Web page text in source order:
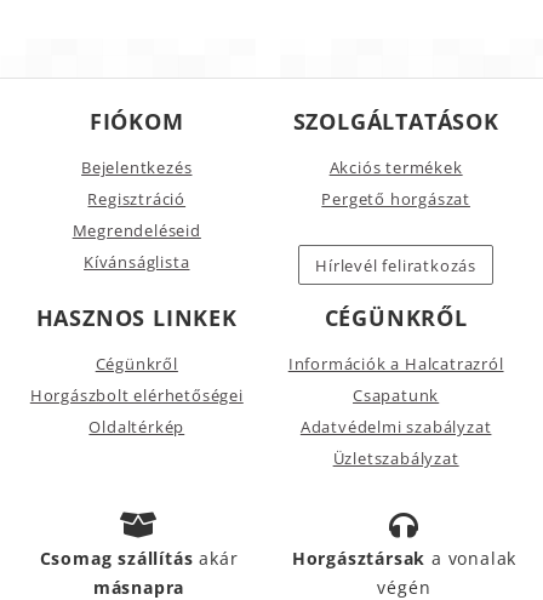
FIÓKOM
Bejelentkezés
Regisztráció
Megrendeléseid
Kívánságlista
SZOLGÁLTATÁSOK
Akciós termékek
Pergető horgászat
Hírlevél feliratkozás
HASZNOS LINKEK
Cégünkről
Horgászbolt elérhetőségei
Oldaltérkép
CÉGÜNKRŐL
Információk a Halcatrazról
Csapatunk
Adatvédelmi szabályzat
Üzletszabályzat
Csomag szállításakár
másnapra
Horgásztársak a vonalak
végén